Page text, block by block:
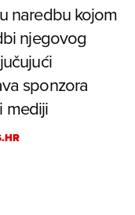
naredbu kojom
njegovog
sponzora
mediji